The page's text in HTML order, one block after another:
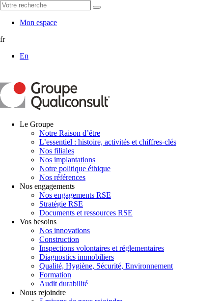
Mon espace
fr
En
Le Groupe
Notre Raison d’être
L’essentiel : histoire, activités et chiffres-clés
Nos filiales
Nos implantations
Notre politique éthique
Nos références
Nos engagements
Nos engagements RSE
Stratégie RSE
Documents et ressources RSE
Vos besoins
Nos innovations
Construction
Inspections volontaires et réglementaires
Diagnostics immobiliers
Qualité, Hygiène, Sécurité, Environnement
Formation
Audit durabilité
Nous rejoindre